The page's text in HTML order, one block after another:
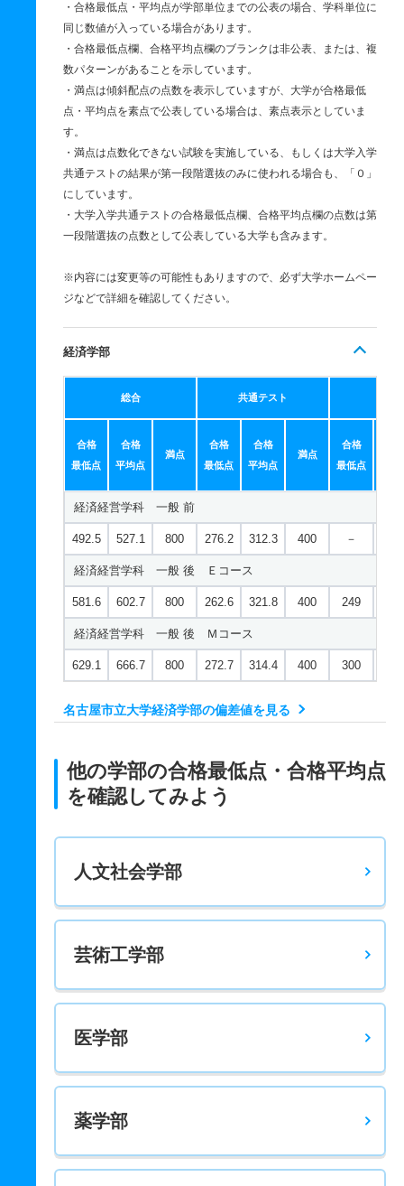
・合格最低点・平均点が学部単位までの公表の場合、学科単位に
同じ数値が入っている場合があります。
・合格最低点欄、合格平均点欄のブランクは非公表、または、複
数パターンがあることを示しています。
・満点は傾斜配点の点数を表示していますが、大学が合格最低
点・平均点を素点で公表している場合は、素点表示としていま
す。
・満点は点数化できない試験を実施している、もしくは大学入学
共通テストの結果が第一段階選抜のみに使われる場合も、「０」
にしています。
・大学入学共通テストの合格最低点欄、合格平均点欄の点数は第
一段階選抜の点数として公表している大学も含みます。
※内容には変更等の可能性もありますので、必ず大学ホームペー
ジなどで詳細を確認してください。
経済学部
総合 共通テスト
合格
最低点
合格
平均点
満点
合格
最低点
合格
平均点
満点
合格
最低点
経済経営学科 一般 前
492.5 527.1 800 276.2 312.3 400 －
経済経営学科 一般 後 Ｅコース
581.6 602.7 800 262.6 321.8 400 249
経済経営学科 一般 後 Ｍコース
629.1 666.7 800 272.7 314.4 400 300
名古屋市立大学経済学部の偏差値を見る
他の学部の合格最低点・合格平均点
を確認してみよう
人文社会学部
芸術工学部
医学部
薬学部